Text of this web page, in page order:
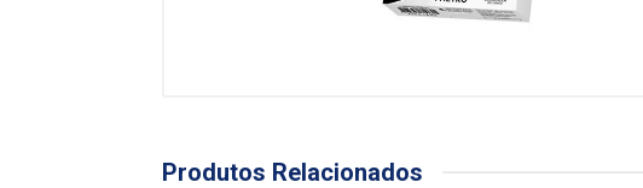
Produtos Relacionados